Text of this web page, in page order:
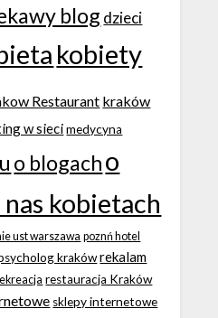
blog dzieci
kobiety
Restaurant kraków
w sieci medycyna
o blogacho
nas kobietach
ust warszawa poznń hotel
krakówrekalam
restauracja Kraków
sklepy internetowe